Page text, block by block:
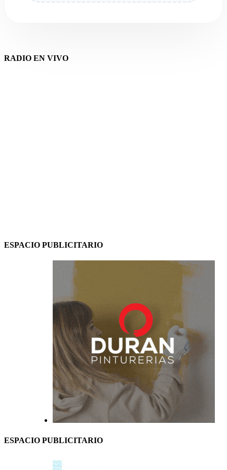
RADIO EN VIVO
ESPACIO PUBLICITARIO
ESPACIO PUBLICITARIO